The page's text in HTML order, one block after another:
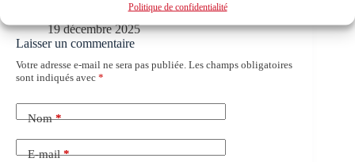
Politique de confidentialité
19 décembre 2025
Laisser un commentaire
Votre adresse e-mail ne sera pas publiée. Les champs obligatoires
sont indiqués avec *
Nom*
E-mail*